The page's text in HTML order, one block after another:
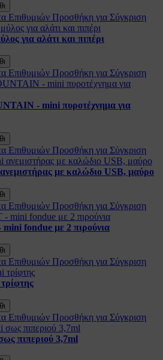
Επιθυμιών Προσθήκη για Σύγκριση
για αλάτι και πιπέρι
Επιθυμιών Προσθήκη για Σύγκριση
- mini πυροτέχνημα για
Επιθυμιών Προσθήκη για Σύγκριση
με καλώδιο USB, μαύρο
Επιθυμιών Προσθήκη για Σύγκριση
fondue με 2 πιρούνια
Επιθυμιών Προσθήκη για Σύγκριση
Επιθυμιών Προσθήκη για Σύγκριση
πιπεριού 3,7ml